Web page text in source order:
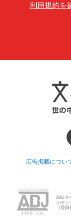
利用規約を
広告掲載につい
ABJマ
ンテン
（登